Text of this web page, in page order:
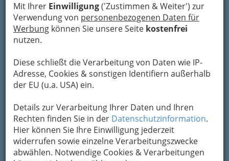
Mit Ihrer Einwilligung('Zustimmen & Weiter') zur
Verwendung von personenbezogenen Daten für
Werbung können Sie unsere Seite kostenfrei
nutzen.
Diese schließt die Verarbeitung von Daten wie IP-
Adresse, Cookies & sonstigen Identifiern außerhalb
der EU (u.a. USA) ein.
Details zur Verarbeitung Ihrer Daten und Ihren
Rechten finden Sie in der Datenschutzinformation.
Hier können Sie Ihre Einwilligung jederzeit
widerrufen sowie einzelne Verarbeitungszwecke
abwählen. Notwendige Cookies & Verarbeitungen
Karte
Adresse mit Google Maps anschauen
Um die Info-Graz Firmenvor Spam-Mails zu
bewahren, verwenden wir an dieser Stelle zur
Übermittlung Ihrer Nachricht ein sicheres
Formular. Ihre Nachricht wird nach dem